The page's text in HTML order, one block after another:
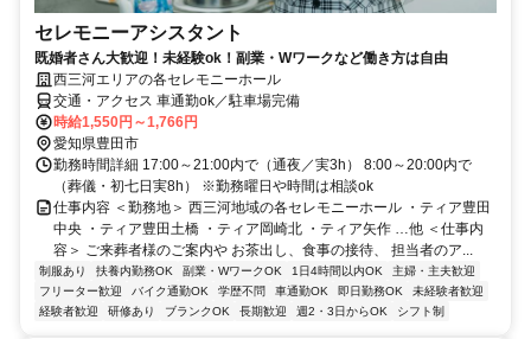
セレモニーアシスタント
既婚者さん大歓迎！未経験ok！副業・Wワークなど働き方は自由
西三河エリアの各セレモニーホール
交通・アクセス 車通勤ok／駐車場完備
時給1,550円～1,766円
愛知県豊田市
勤務時間詳細 17:00～21:00内で（通夜／実3h） 8:00～20:00内で
（葬儀・初七日実8h） ※勤務曜日や時間は相談ok
仕事内容 ＜勤務地＞ 西三河地域の各セレモニーホール ・ティア豊田
中央 ・ティア豊田土橋 ・ティア岡崎北 ・ティア矢作 …他 ＜仕事内
容＞ ご来葬者様のご案内や お茶出し、食事の接待、 担当者のア...
制服あり 扶養内勤務OK 副業・WワークOK 1日4時間以内OK
主婦・主夫歓迎
フリーター歓迎
バイク通勤OK 学歴不問 車通勤OK 即日勤務OK
未経験者歓迎
経験者歓迎
研修あり ブランクOK 長期歓迎 週2・3日からOK シフト制